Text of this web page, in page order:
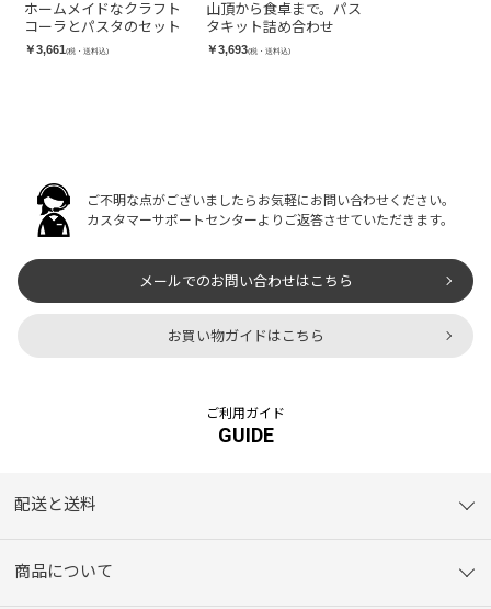
ア）
ホームメイドなクラフト
コーラとパスタのセット
￥3,661 (税・送料込)
ア）
山頂から食卓まで。パス
タキット詰め合わせ
￥3,693(税・送料込)
ご不明な点がございましたらお気軽にお問い合わせください。
カスタマーサポートセンターよりご返答させていただきます。
メールでのお問い合わせはこちら
お買い物ガイドはこちら
ご利用ガイド
GUIDE
配送と送料
商品について